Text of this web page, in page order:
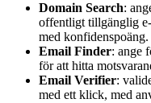
Domain Search:
offentligt tillgänglig
med konfidenspoäng.
Email Finder: ange
för att hitta
Email Verifier:
med ett klick, med